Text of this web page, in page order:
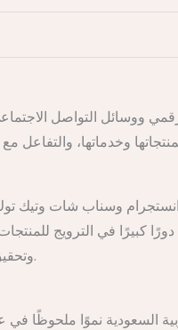
ووسائل التواصل
وخدماتها، والتفاعل
وسناب شات وتيك توك
كبيرًا في الترويج
وتحقيق النمو. يجب على الشركات الاستثمار في التسويق الرقمي إذا كانت ترغب في البقاء في المنافسة والوصول إلى جمهورها المستهدف.
السعودية نموًا ملحوظًا